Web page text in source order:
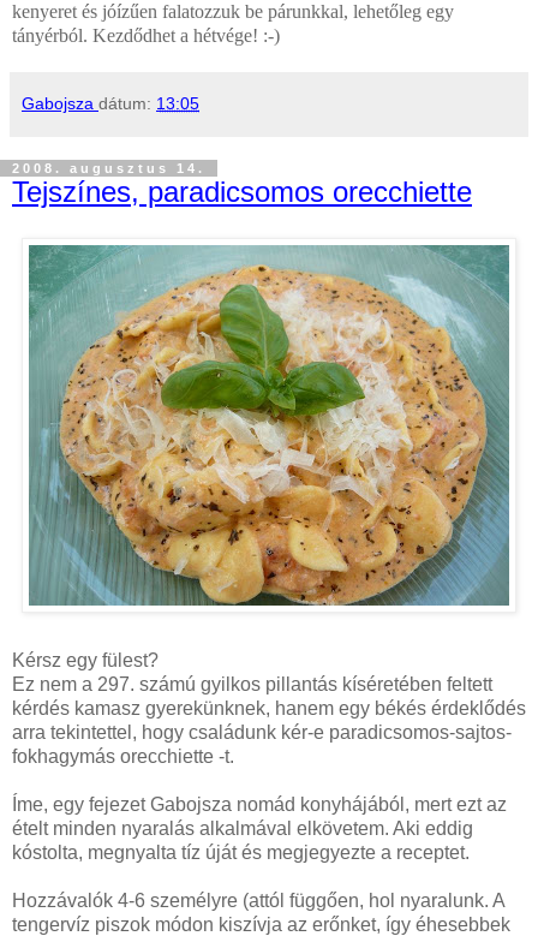
kenyeret és jóízűen falatozzuk be párunkkal, lehetőleg egy
tányérból. Kezdődhet a hétvége! :-)
Gabojsza dátum: 13:05
2008. augusztus 14.
Tejszínes, paradicsomos orecchiette
Kérsz egy fülest?
Ez nem a 297. számú gyilkos pillantás kíséretében feltett
kérdés kamasz gyerekünknek, hanem egy békés érdeklődés
arra tekintettel, hogy családunk kér-e paradicsomos-sajtos-
fokhagymás orecchiette -t.
Íme, egy fejezet Gabojsza nomád konyhájából, mert ezt az
ételt minden nyaralás alkalmával elkövetem. Aki eddig
kóstolta, megnyalta tíz úját és megjegyezte a receptet.
Hozzávalók 4-6 személyre (attól függően, hol nyaralunk. A
tengervíz piszok módon kiszívja az erőnket, így éhesebbek